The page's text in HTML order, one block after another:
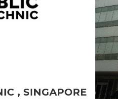
, SINGAPORE